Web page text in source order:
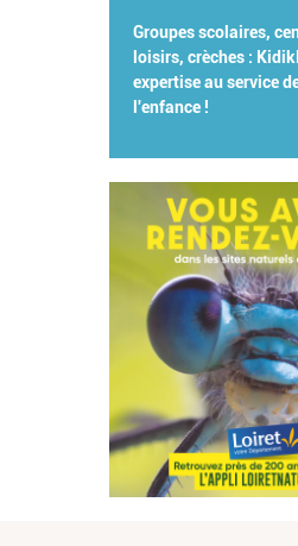
Groupes scolaires,
loisirs, crèches :
expertise au service
l'enfance !